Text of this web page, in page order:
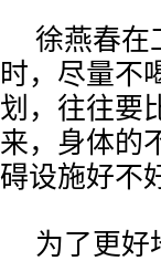
徐燕春在
时，尽量不
划，往往要
来，身体的
碍设施好不
为了更好